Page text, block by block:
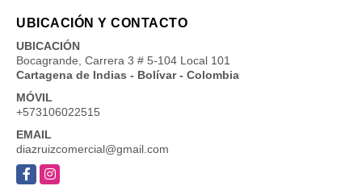
UBICACIÓN Y CONTACTO
UBICACIÓN
Bocagrande, Carrera 3 # 5-104 Local 101
Cartagena de Indias - Bolívar - Colombia
MÓVIL
+573106022515
EMAIL
diazruizcomercial@gmail.com
FacebookInstagram